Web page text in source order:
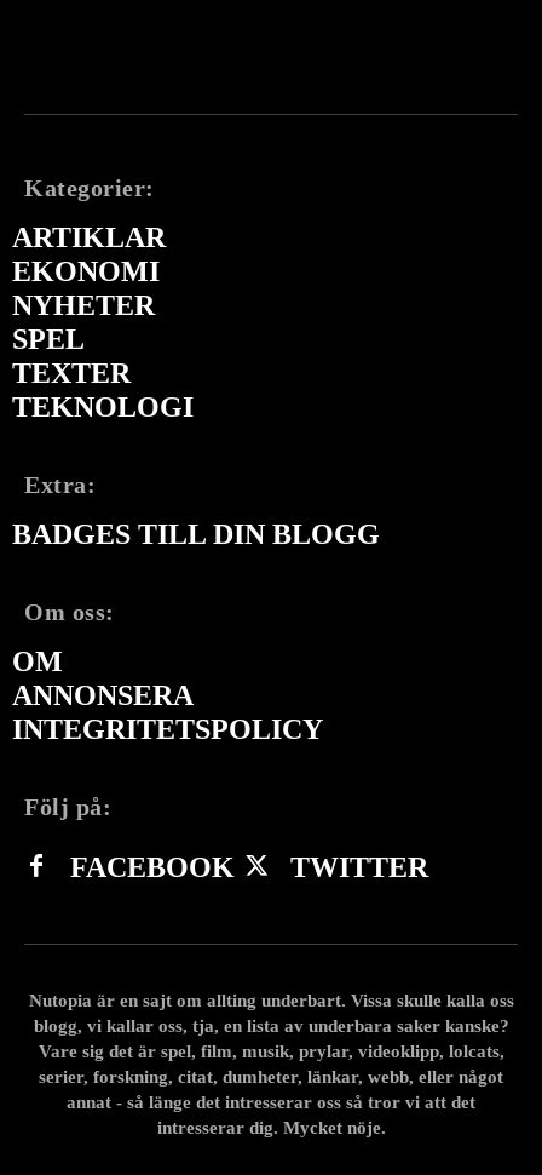
Kategorier:
ARTIKLAR
EKONOMI
NYHETER
SPEL
TEXTER
TEKNOLOGI
Extra:
BADGES TILL DIN BLOGG
Om oss:
OM
ANNONSERA
INTEGRITETSPOLICY
Följ på:
FACEBOOK TWITTER
Nutopia är en sajt om allting underbart. Vissa skulle kalla oss
blogg, vi kallar oss, tja, en lista av underbara saker kanske?
Vare sig det är spel, film, musik, prylar, videoklipp, lolcats,
serier, forskning, citat, dumheter, länkar, webb, eller något
annat - så länge det intresserar oss så tror vi att det
intresserar dig. Mycket nöje.